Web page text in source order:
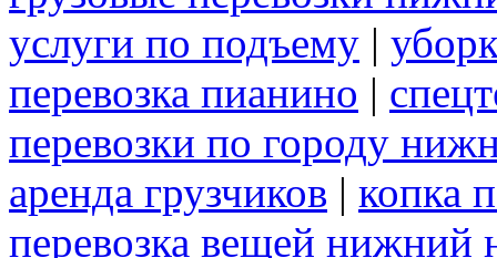
услуги по подъему |
перевозка пианино |
перевозки по городу
аренда грузчиков | копка
перевозка вещей нижний